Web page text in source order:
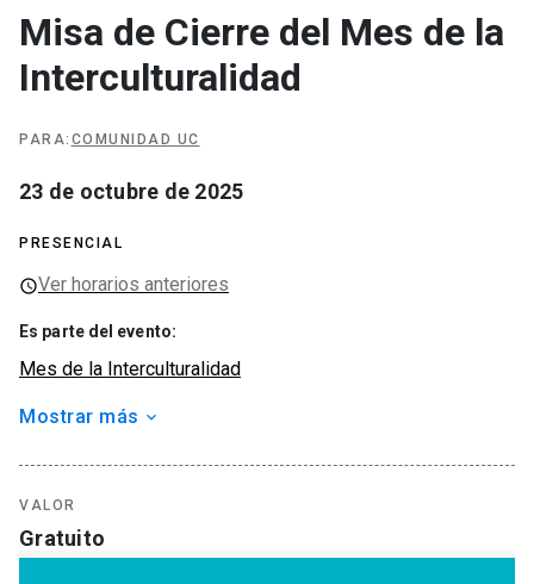
Item 3
Item 4
Misa de Cierre del Mes de la
Interculturalidad
PARA: COMUNIDAD UC
23 de octubre de 2025
PRESENCIAL
Ver horarios anteriores
Es parte del evento:
Mes de la Interculturalidad
Organizador
Actividad religiosa
Mostrar más
VALOR
Gratuito